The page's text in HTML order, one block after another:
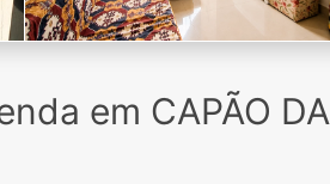
em CAPÃO DA